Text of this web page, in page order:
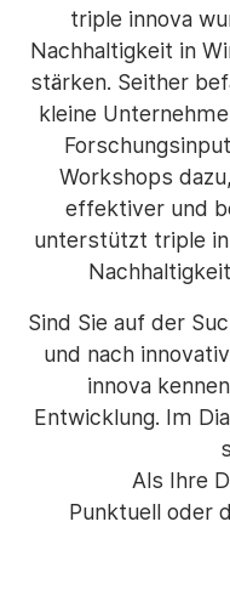
triple innova
Nachhaltigkeit in
stärken. Seither
kleine
Workshops
effektiver und
unterstützt triple
Sind Sie auf der
und nach
innova
Entwicklung. Im
Als Ihre
Punktuell oder